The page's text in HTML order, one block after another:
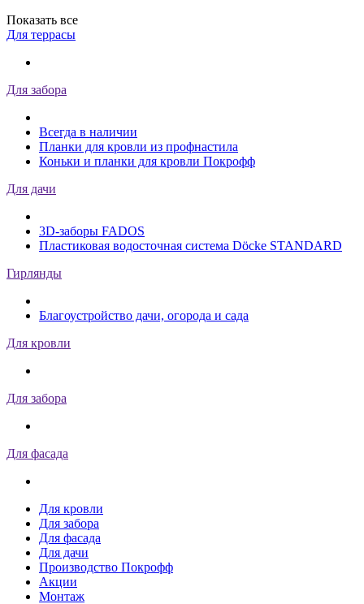
Показать все
Для террасы
Для забора
Всегда в наличии
Планки для кровли из профнастила
Коньки и планки для кровли Покрофф
Для дачи
3D-заборы FADOS
Пластиковая водосточная система Döcke STANDARD
Гирлянды
Благоустройство дачи, огорода и сада
Для кровли
Для забора
Для фасада
Для кровли
Для забора
Для фасада
Для дачи
Производство Покрофф
Акции
Монтаж